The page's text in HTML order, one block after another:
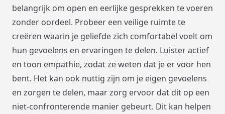
belangrijk om open en eerlijke gesprekken te voeren
zonder oordeel. Probeer een veilige ruimte te
creëren waarin je geliefde zich comfortabel voelt om
hun gevoelens en ervaringen te delen. Luister actief
en toon empathie, zodat ze weten dat je er voor hen
bent. Het kan ook nuttig zijn om je eigen gevoelens
en zorgen te delen, maar zorg ervoor dat dit op een
niet-confronterende manier gebeurt. Dit kan helpen